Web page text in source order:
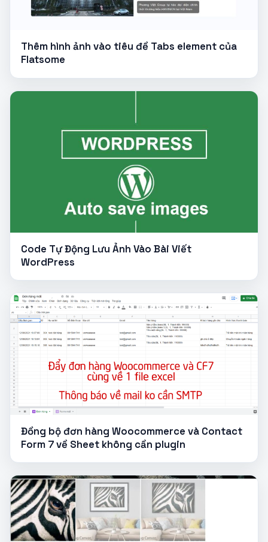
Thêm hình ảnh vào tiêu đề Tabs element của
Flatsome
Code Tự Động Lưu Ảnh Vào Bài Viết
WordPress
Đồng bộ đơn hàng Woocommerce và Contact
Form 7 về Sheet không cần plugin